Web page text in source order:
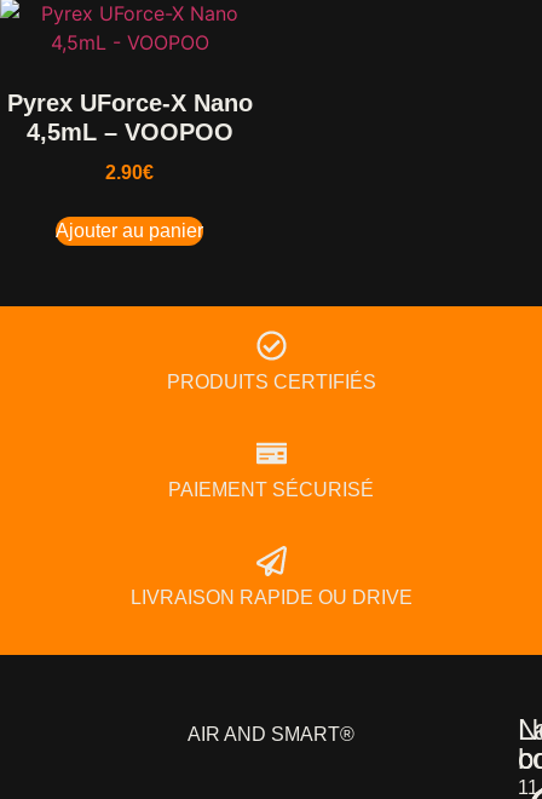
Pyrex UForce-X Nano
4,5mL – VOOPOO
2.90€
Ajouter au panier
PRODUITS CERTIFIÉS
PAIEMENT SÉCURISÉ
LIVRAISON RAPIDE OU DRIVE
AIR AND SMART®
11